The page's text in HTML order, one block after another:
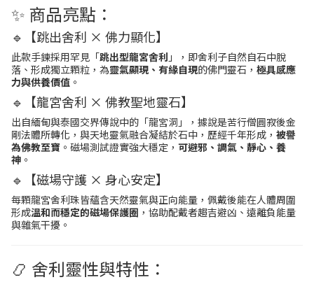
✨ 商品亮點：
🔹【跳出舍利 × 佛力顯化】
此款手鍊採用罕見「跳出型龍宮舍利 」，即舍利子自然自石中脫
落、形成獨立顆粒，為靈氣顯現、有緣自現的佛門靈石， 極具感應
力與供養價值 。
🔹【龍宮舍利 × 佛教聖地靈石】
出自緬甸與泰國交界傳說中的「龍宮洞」，據說是苦行僧圓寂後金
剛法體所轉化，與天地靈氣融合凝結於石中，歷經千年形成， 被譽
為佛教至寶 。磁場測試證實強大穩定， 可避邪、調氣、靜心、養
神 。
🔹【磁場守護 × 身心安定】
每顆龍宮舍利珠皆蘊含天然靈氣與正向能量，佩戴後能在人體周圍
形成溫和而穩定的磁場保護圈 ，協助配戴者趨吉避凶、遠離負能量
與雜氣干擾。
📿 舍利靈性與特性：